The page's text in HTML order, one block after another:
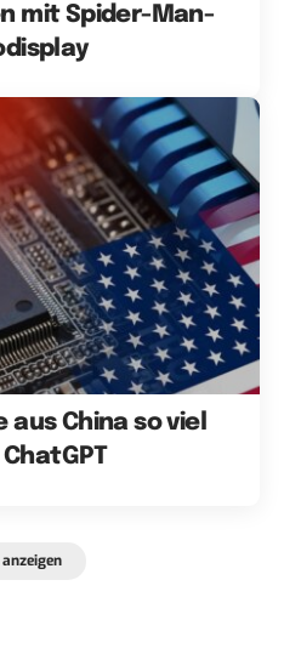
mit Spider-Man-
China so viel